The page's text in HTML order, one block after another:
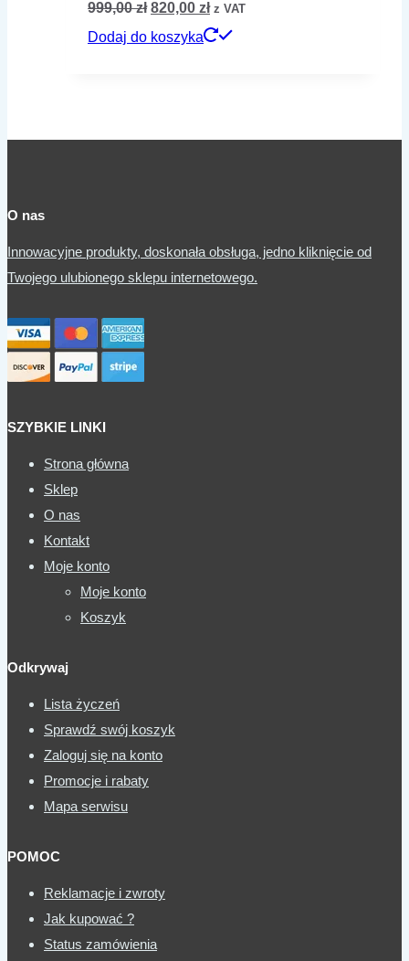
999,00zł Pierwotna
cena
820,00 złAktualna
cena
z VAT
Dodaj do koszyka
O nas
Innowacyjne produkty, doskonała obsługa, jedno kliknięcie od
Twojego ulubionego sklepu internetowego.
SZYBKIE LINKI
Strona główna
Sklep
O nas
Kontakt
Moje konto
Moje konto
Koszyk
Odkrywaj
Lista życzeń
Sprawdź swój koszyk
Zaloguj się na konto
Promocje i rabaty
Mapa serwisu
POMOC
Reklamacje i zwroty
Jak kupować ?
Status zamówienia